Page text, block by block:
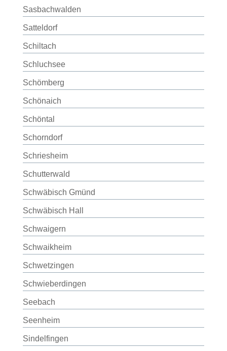
Sasbachwalden
Satteldorf
Schiltach
Schluchsee
Schömberg
Schönaich
Schöntal
Schorndorf
Schriesheim
Schutterwald
Schwäbisch Gmünd
Schwäbisch Hall
Schwaigern
Schwaikheim
Schwetzingen
Schwieberdingen
Seebach
Seenheim
Sindelfingen